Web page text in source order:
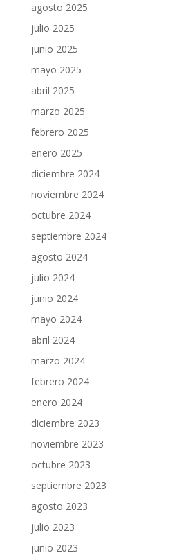
agosto 2025
julio 2025
junio 2025
mayo 2025
abril 2025
marzo 2025
febrero 2025
enero 2025
diciembre 2024
noviembre 2024
octubre 2024
septiembre 2024
agosto 2024
julio 2024
junio 2024
mayo 2024
abril 2024
marzo 2024
febrero 2024
enero 2024
diciembre 2023
noviembre 2023
octubre 2023
septiembre 2023
agosto 2023
julio 2023
junio 2023